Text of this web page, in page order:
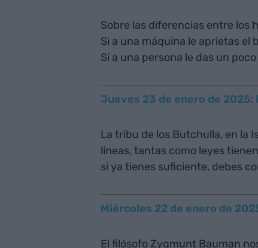
Sobre las diferencias entre los
Si a una máquina le aprietas el
Si a una persona le das un
Jueves 23 de enero de
La tribu de los Butchulla, en la
líneas, tantas como leyes
si ya tienes suficiente, debes
Miércoles 22 de enero de
El filósofo Zygmunt Bauman